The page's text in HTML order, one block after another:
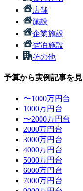
店舗
施設
企業施設
宿泊施設
その他
予算から実例記事を見
〜1000万円台
1000万円台
〜2000万円台
2000万円台
3000万円台
4000万円台
5000万円台
6000万円台
7000万円台